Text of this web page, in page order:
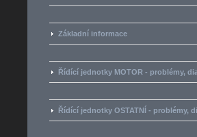
Základní informace
Řídící jednotky MOTOR - problémy,
Řídící jednotky OSTATNÍ - problémy,